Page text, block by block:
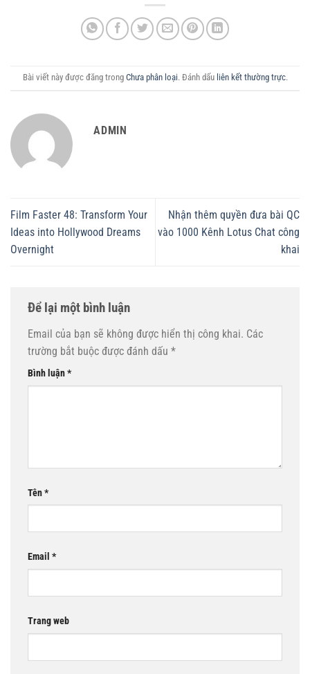
Bài viết này được đăng trong Chưa phân loại. Đánh dấu liên kết thường trực.
ADMIN
Film Faster 48: Transform Your
Ideas into Hollywood Dreams
Overnight
Nhận thêm quyền đưa bài QC
vào 1000 Kênh Lotus Chat công
khai
Để lại một bình luận
Email của bạn sẽ không được hiển thị công khai. Các
trường bắt buộc được đánh dấu *
Bình luận*
Tên*
Email *
Trang web